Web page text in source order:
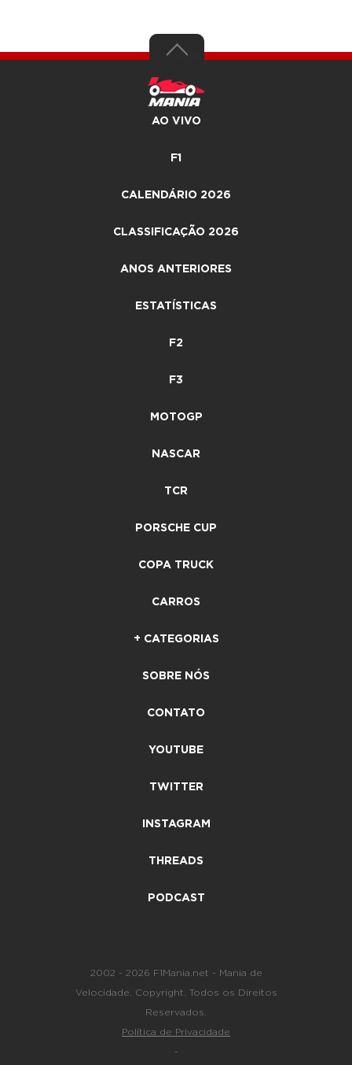
AO VIVO
F1
CALENDÁRIO 2026
CLASSIFICAÇÃO 2026
ANOS ANTERIORES
ESTATÍSTICAS
F2
F3
MOTOGP
NASCAR
TCR
PORSCHE CUP
COPA TRUCK
CARROS
+ CATEGORIAS
SOBRE NÓS
CONTATO
YOUTUBE
TWITTER
INSTAGRAM
THREADS
PODCAST
2002 - 2026 F1Mania.net - Mania de
Velocidade. Copyright. Todos os Direitos
Reservados.
Política de Privacidade
-